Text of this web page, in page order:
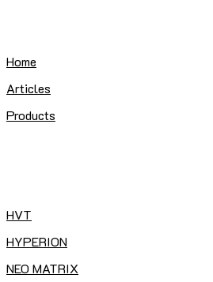
Home
Articles
Products
HVT
HYPERION
NEO MATRIX